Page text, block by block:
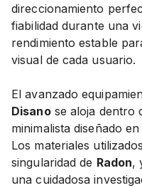
direccionamiento
fiabilidad durante una
rendimiento estable
visual de cada usuario.
El avanzado
Disanose aloja dentro
minimalista diseñado
Los materiales
singularidad de Radon,
una cuidadosa